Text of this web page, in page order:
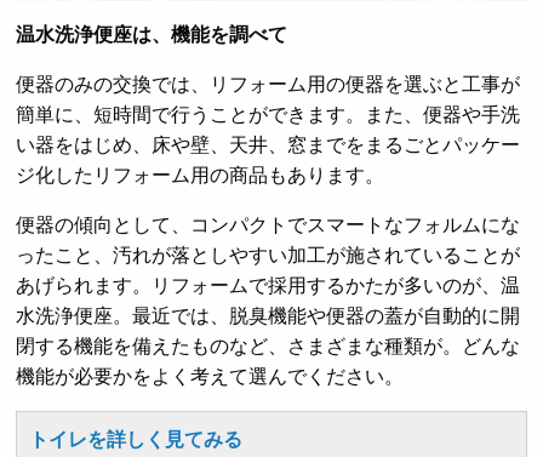
温水洗浄便座は、機能を調べて
便器のみの交換では、リフォーム用の便器を選ぶと工事が
簡単に、短時間で行うことができます。また、便器や手洗
い器をはじめ、床や壁、天井、窓までをまるごとパッケー
ジ化したリフォーム用の商品もあります。
便器の傾向として、コンパクトでスマートなフォルムにな
ったこと、汚れが落としやすい加工が施されていることが
あげられます。リフォームで採用するかたが多いのが、温
水洗浄便座。最近では、脱臭機能や便器の蓋が自動的に開
閉する機能を備えたものなど、さまざまな種類が。どんな
機能が必要かをよく考えて選んでください。
トイレを詳しく見てみる